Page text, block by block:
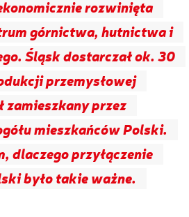
rozwinięta
górnictwa, hutnictwa i
Śląsk dostarczał ok. 30
przemysłowej
zamieszkany przez
mieszkańców Polski.
dlaczego przyłączenie
było takie ważne.